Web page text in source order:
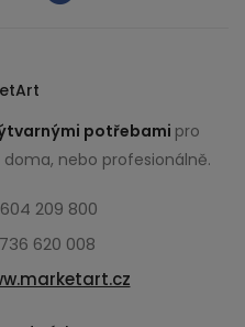
potřebami pro
nebo profesionálně.
209 800
620 008